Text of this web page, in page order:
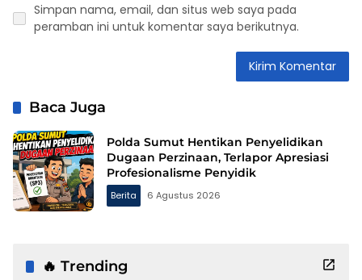
Simpan nama, email, dan situs web saya pada
peramban ini untuk komentar saya berikutnya.
Baca Juga
Polda Sumut Hentikan Penyelidikan
Dugaan Perzinaan, Terlapor Apresiasi
Profesionalisme Penyidik
Berita 6 Agustus 2026
🔥 Trending